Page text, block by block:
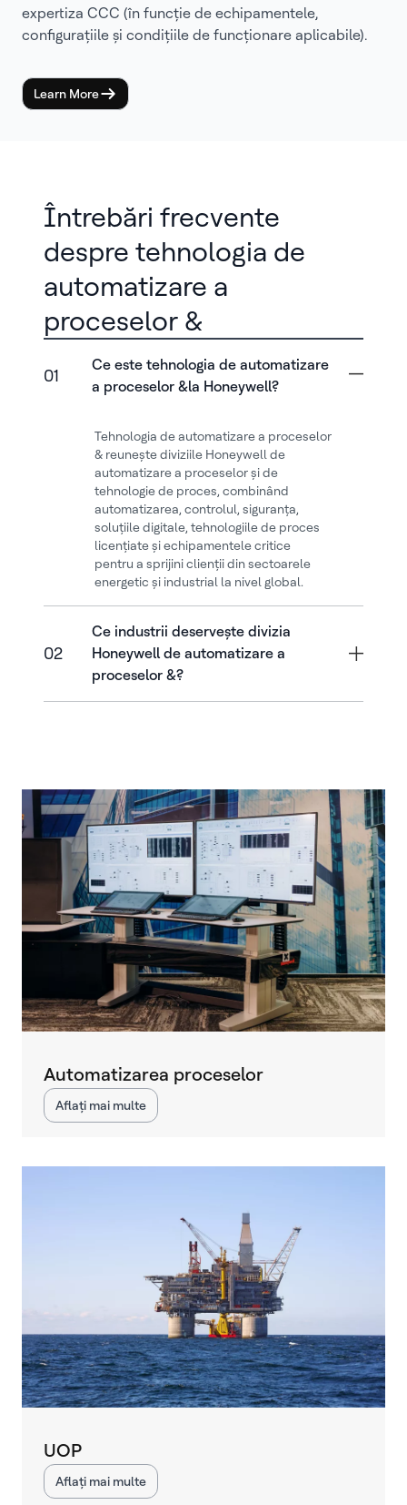
expertiza CCC (în funcție de echipamentele,
configurațiile și condițiile de funcționare aplicabile).
Learn More
Întrebări frecvente
despre tehnologia de
automatizare a
proceselor &
01
Ce este tehnologia de automatizare
a proceselor &la Honeywell?
Tehnologia de automatizare a proceselor
& reunește diviziile Honeywell de
automatizare a proceselor și de
tehnologie de proces, combinând
automatizarea, controlul, siguranța,
soluțiile digitale, tehnologiile de proces
licențiate și echipamentele critice
pentru a sprijini clienții din sectoarele
energetic și industrial la nivel global.
02
Ce industrii deservește divizia
Honeywell de automatizare a
proceselor &?
Automatizarea proceselor
Aflați mai multe
UOP
Aflați mai multe